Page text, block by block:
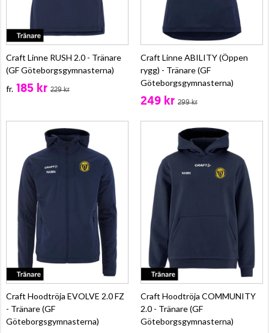
Craft Linne RUSH 2.0 - Tränare
(GF Göteborgsgymnasterna)
fr. 185 kr 229 kr
Craft Linne ABILITY (Öppen
rygg) - Tränare (GF
Göteborgsgymnasterna)
249 kr 299 kr
Craft Hoodtröja EVOLVE 2.0 FZ
- Tränare (GF
Göteborgsgymnasterna)
Craft Hoodtröja COMMUNITY
2.0 - Tränare (GF
Göteborgsgymnasterna)